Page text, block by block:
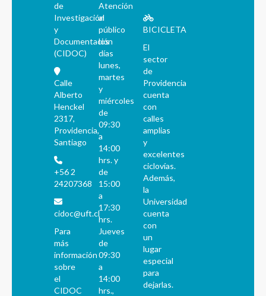
de
Investigación
y
Documentación
(CIDOC)
Calle
Alberto
Henckel
2317,
Providencia,
Santiago
+56 2
24207368
cidoc@uft.cl
Para
más
información
sobre
el
CIDOC
Atención
al
público
los
días
lunes,
martes
y
miércoles
de
09:30
a
14:00
hrs. y
de
15:00
a
17:30
hrs.
Jueves
de
09:30
a
14:00
hrs.,
BICICLETA
El
sector
de
Providencia
cuenta
con
calles
amplias
y
excelentes
ciclovías.
Además,
la
Universidad
cuenta
con
un
lugar
especial
para
dejarlas.